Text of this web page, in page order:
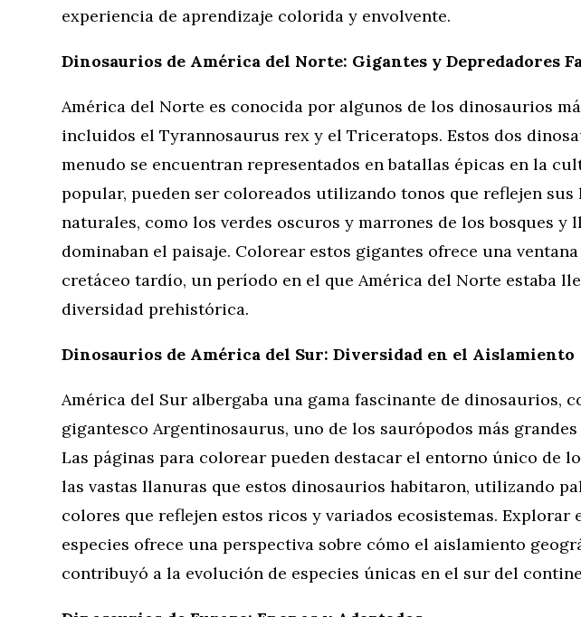
experiencia de aprendizaje colorida y envolvente.
Dinosaurios de América del Norte: Gigantes y Depredadores
América del Norte es conocida por algunos de los dinosaurios
incluidos el Tyrannosaurus rex y el Triceratops. Estos dos
menudo se encuentran representados en batallas épicas en la
popular, pueden ser coloreados utilizando tonos que reflejen sus
naturales, como los verdes oscuros y marrones de los bosques y
dominaban el paisaje. Colorear estos gigantes ofrece una
cretáceo tardío, un período en el que América del Norte estaba
diversidad prehistórica.
Dinosaurios de América del Sur: Diversidad en el Aislamiento
América del Sur albergaba una gama fascinante de dinosaurios,
gigantesco Argentinosaurus, uno de los saurópodos más
Las páginas para colorear pueden destacar el entorno único de
las vastas llanuras que estos dinosaurios habitaron, utilizando
colores que reflejen estos ricos y variados ecosistemas. Explorar
especies ofrece una perspectiva sobre cómo el aislamiento
contribuyó a la evolución de especies únicas en el sur del